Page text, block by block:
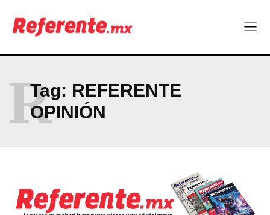
Technology
extrema que tienes que vivir al menos una vez en Chihuahua
Hormony, startup chihuahuense, es nominada a los MedTech
World Awards
Uno de cada cuatro trabajadores en Chihuahua no tiene estas
Company
Tag: REFERENTE
OPINIÓN
R